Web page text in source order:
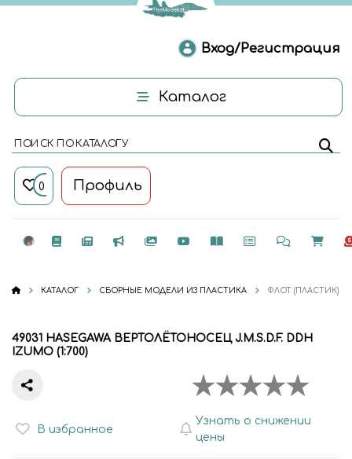
Вход/Регистрация
Каталог
ПОИСК ПО КАТАЛОГУ
0 Профиль
КАТАЛОГ СБОРНЫЕ МОДЕЛИ ИЗ ПЛАСТИКА ФЛОТ (ПЛАСТИК)
49031 HASEGAWA ВЕРТОЛЁТОНОСЕЦ J.M.S.D.F. DDH
IZUMO (1:700)
В избранное
Узнать о снижении
цены